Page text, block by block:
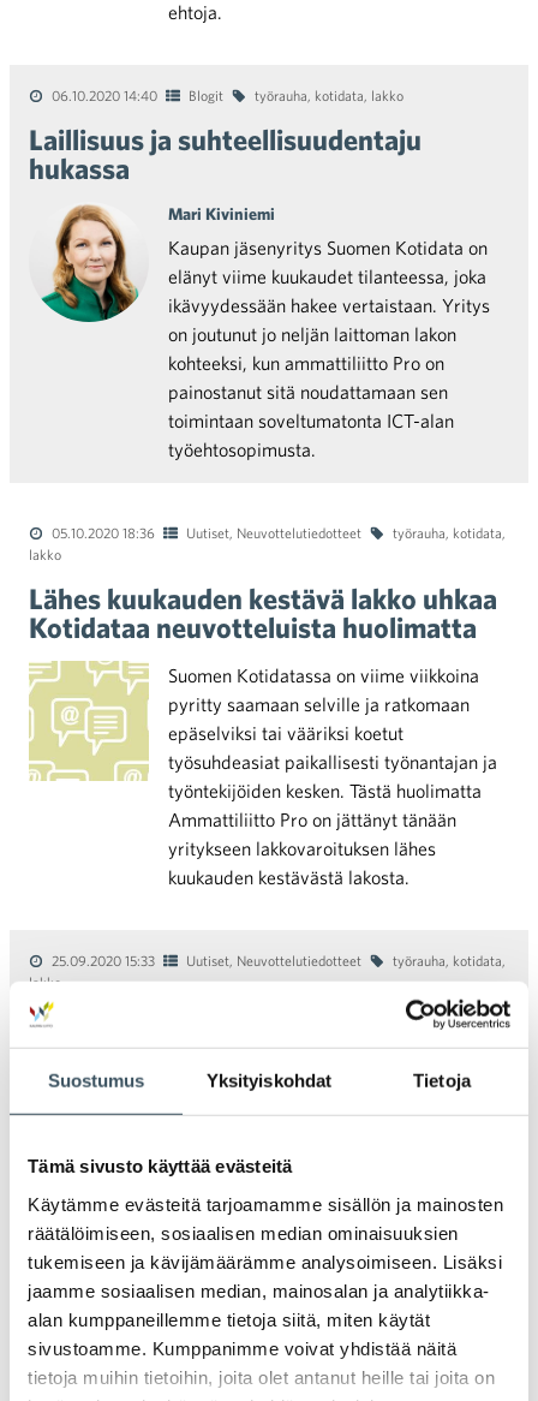
Suostumus Yksityiskohdat Tietoja
Tämä sivusto käyttää evästeitä
Käytämme evästeitä tarjoamamme sisällön ja mainosten
räätälöimiseen, sosiaalisen median ominaisuuksien
tukemiseen ja kävijämäärämme analysoimiseen. Lisäksi
jaamme sosiaalisen median, mainosalan ja analytiikka-
alan kumppaneillemme tietoja siitä, miten käytät
sivustoamme. Kumppanimme voivat yhdistää näitä
tietoja muihin tietoihin, joita olet antanut heille tai joita on
ehtoja.
06.10.2020 14:40 Blogit työrauha, kotidata, lakko
Laillisuus ja suhteellisuudentaju
hukassa
Mari Kiviniemi
Kaupan jäsenyritys Suomen Kotidata on
elänyt viime kuukaudet tilanteessa, joka
ikävyydessään hakee vertaistaan. Yritys
on joutunut jo neljän laittoman lakon
kohteeksi, kun ammattiliitto Pro on
painostanut sitä noudattamaan sen
toimintaan soveltumatonta ICT-alan
työehtosopimusta.
05.10.2020 18:36 Uutiset, Neuvottelutiedotteet työrauha, kotidata,
lakko
Lähes kuukauden kestävä lakko uhkaa
Kotidataa neuvotteluista huolimatta
Suomen Kotidatassa on viime viikkoina
pyritty saamaan selville ja ratkomaan
epäselviksi tai vääriksi koetut
työsuhdeasiat paikallisesti työnantajan ja
työntekijöiden kesken. Tästä huolimatta
Ammattiliitto Pro on jättänyt tänään
yritykseen lakkovaroituksen lähes
kuukauden kestävästä lakosta.
25.09.2020 15:33 Uutiset, Neuvottelutiedotteet työrauha, kotidata,
lakko
Paikalliset neuvottelut käynnissä
Kotidatassa – toivomme työrauhaa
ratkaisujen saavuttamiseksi
Kotidatassa on viimein päästy avaamaan
työsuhdekysymyksistään. Myös
valtakunnansovittelija rohkaisi paikalliseen
neuvotteluun.